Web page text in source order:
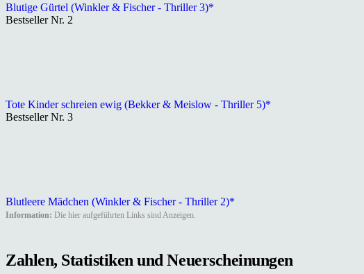
Blutige Gürtel (Winkler & Fischer - Thriller 3)*
Bestseller Nr. 2
Tote Kinder schreien ewig (Bekker & Meislow - Thriller 5)*
Bestseller Nr. 3
Blutleere Mädchen (Winkler & Fischer - Thriller 2)*
Information: Die hier aufgeführten Links sind Anzeigen.
Zahlen, Statistiken und Neuerscheinungen